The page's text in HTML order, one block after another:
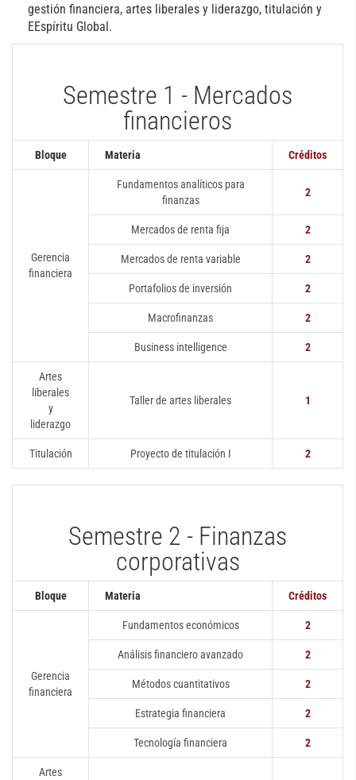
gestión financiera, artes liberales y liderazgo, titulación y
EEspíritu Global.
Semestre 1 - Mercados
financieros
Bloque Materia Créditos
Gerencia
financiera
Fundamentos analíticos para
finanzas
2
Mercados de renta fija 2
Mercados de renta variable 2
Portafolios de inversión 2
Macrofinanzas 2
Business intelligence 2
Artes
liberales
y
liderazgo
Taller de artes liberales 1
Titulación Proyecto de titulación I 2
Semestre 2 - Finanzas
corporativas
Bloque Materia Créditos
Gerencia
financiera
Fundamentos económicos 2
Análisis financiero avanzado 2
Métodos cuantitativos 2
Estrategia financiera 2
Tecnología financiera 2
Artes